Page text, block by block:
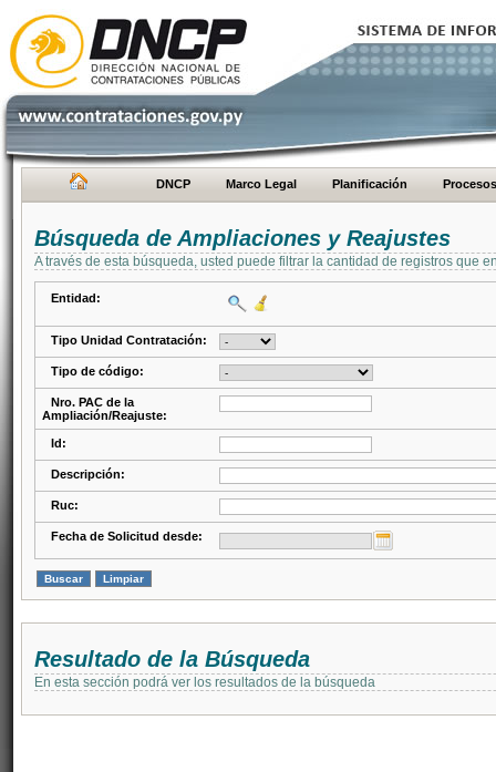
DNCP Marco Legal Planificación Procesos
Búsqueda de Ampliaciones y Reajustes
A través de esta búsqueda, usted puede filtrar la cantidad de registros que
Entidad:
Tipo Unidad Contratación:
Tipo de código:
Nro. PAC de la
Ampliación/Reajuste:
Id:
Descripción:
Ruc:
Fecha de Solicitud desde:
Resultado de la Búsqueda
En esta sección podrá ver los resultados de la búsqueda